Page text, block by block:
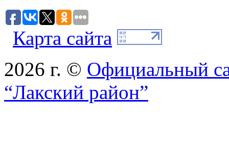
Карта сайта
2026 г. © Официальный
“Лакский район”